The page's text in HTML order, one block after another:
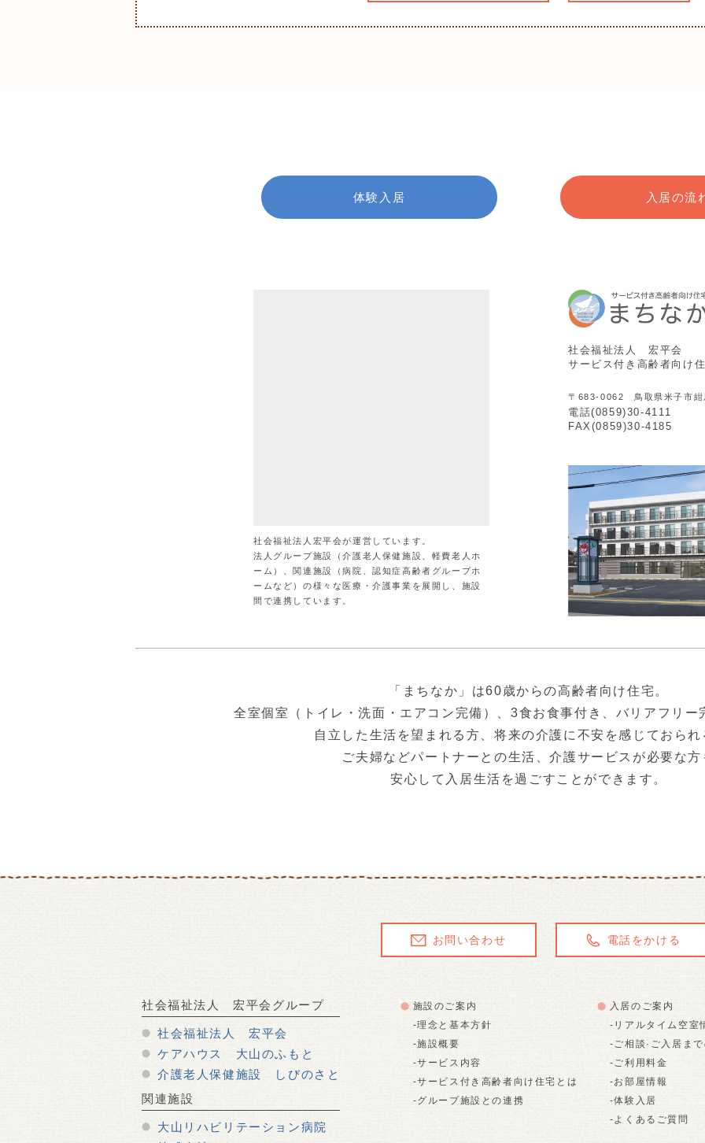
体験入居 入居の流
社会福祉法人宏平会が運営しています。
法人グループ施設（介護老人保健施設、軽費老人ホ
ーム）、関連施設（病院、認知症高齢者グループホ
ームなど）の様々な医療・介護事業を展開し、施設
間で連携しています。
社会福祉法人 宏平会
サービス付き高齢者向け
〒683-0062 鳥取県米子市紺
電話(0859)30-4111
FAX(0859)30-4185
「まちなか」は60歳からの高齢者向け住宅。
全室個室（トイレ・洗面・エアコン完備）、3食お食事付き、バリアフリー
自立した生活を望まれる方、将来の介護に不安を感じておられ
ご夫婦などパートナーとの生活、介護サービスが必要な方
安心して入居生活を過ごすことができます。
お問い合わせ 電話をかける
社会福祉法人 宏平会グループ
社会福祉法人 宏平会
ケアハウス 大山のふもと
介護老人保健施設 しびのさと
関連施設
大山リハビリテーション病院
施設のご案内
-理念と基本方針
-施設概要
-サービス内容
-サービス付き高齢者向け住宅とは
-グループ施設との連携
入居のご案内
-リアルタイム空室
-ご相談·ご入居ま
-ご利用料金
-お部屋情報
-体験入居
-よくあるご質問